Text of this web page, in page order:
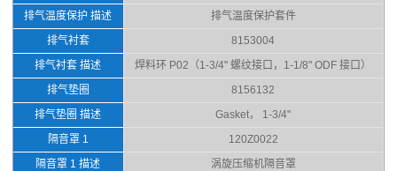
排气温度保护 描述
排气温度保护套件
排气衬套
8153004
排气衬套 描述
焊料环 P02（1-3/4" 螺纹接口，1-1/8" ODF 接口）
排气垫圈
8156132
排气垫圈 描述
Gasket， 1-3/4"
隔音罩 1
120Z0022
隔音罩 1 描述
涡旋压缩机隔音罩